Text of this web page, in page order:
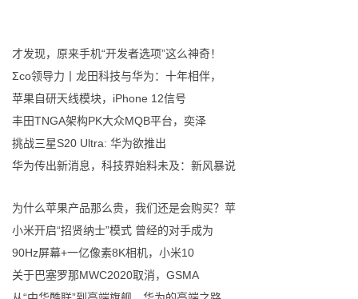
才发现，原来手机“开发者选项”这么神奇！
Σco领导力丨龙田科技与华为：十年相伴，
苹果自研天线模块，iPhone 12信号
丰田TNGA架构PK大众MQB平台，奕泽
挑战三星S20 Ultra: 华为欲推出
华为传出新消息，科技界始料未及：新风暴说
为什么苹果产品那么贵，我们还是会购买？苹
小米开启“招贤纳士”模式 曾经的对手成为
90Hz屏幕+一亿像素8K相机，小米10
关于巴塞罗那MWC2020取消，GSMA